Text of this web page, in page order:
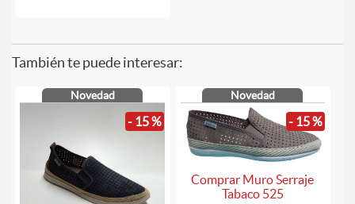
También te puede interesar:
Novedad
- 15 %
Novedad
- 15 %
Comprar Muro Serraje
Tabaco 525